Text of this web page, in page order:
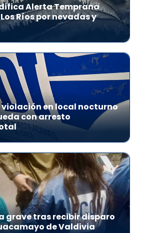
Alerta Temprana
Ríos por nevadas y
en local nocturno
con arresto
grave tras recibir disparo
de Valdivia